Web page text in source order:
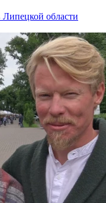
Липецкой области